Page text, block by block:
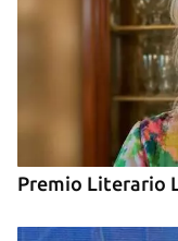
Premio Literario